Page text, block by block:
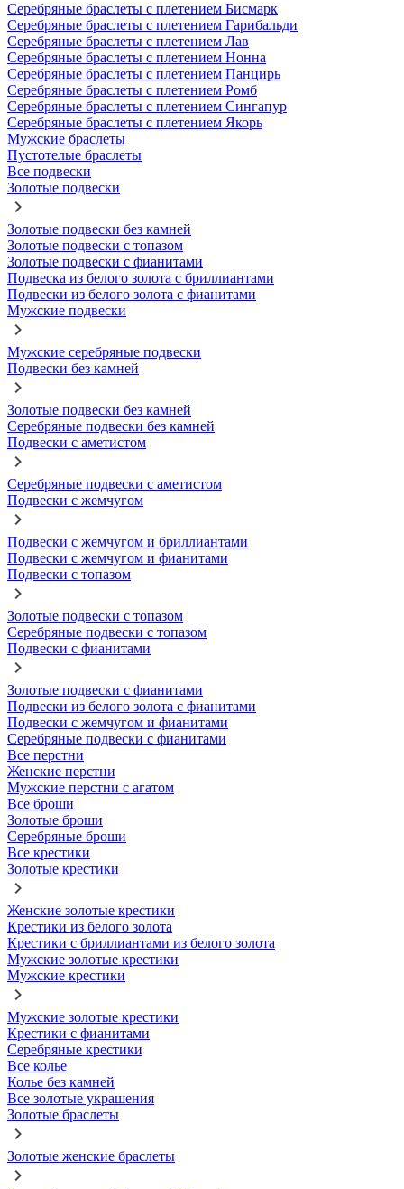
Серебряные браслеты с плетением Бисмарк
Серебряные браслеты с плетением Гарибальди
Серебряные браслеты с плетением Лав
Серебряные браслеты с плетением Нонна
Серебряные браслеты с плетением Панцирь
Серебряные браслеты с плетением Ромб
Серебряные браслеты с плетением Сингапур
Серебряные браслеты с плетением Якорь
Мужские браслеты
Пустотелые браслеты
Все подвески
Золотые подвески
Золотые подвески без камней
Золотые подвески с топазом
Золотые подвески с фианитами
Подвеска из белого золота с бриллиантами
Подвески из белого золота с фианитами
Мужские подвески
Мужские серебряные подвески
Подвески без камней
Золотые подвески без камней
Серебряные подвески без камней
Подвески с аметистом
Серебряные подвески с аметистом
Подвески с жемчугом
Подвески с жемчугом и бриллиантами
Подвески с жемчугом и фианитами
Подвески с топазом
Золотые подвески с топазом
Серебряные подвески с топазом
Подвески с фианитами
Золотые подвески с фианитами
Подвески из белого золота с фианитами
Подвески с жемчугом и фианитами
Серебряные подвески с фианитами
Все перстни
Женские перстни
Мужские перстни с агатом
Все броши
Золотые броши
Серебряные броши
Все крестики
Золотые крестики
Женские золотые крестики
Крестики из белого золота
Крестики с бриллиантами из белого золота
Мужские золотые крестики
Мужские крестики
Мужские золотые крестики
Крестики с фианитами
Серебряные крестики
Все колье
Колье без камней
Все золотые украшения
Золотые браслеты
Золотые женские браслеты